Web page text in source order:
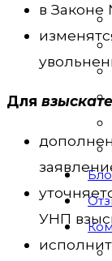
в
Для
УНП